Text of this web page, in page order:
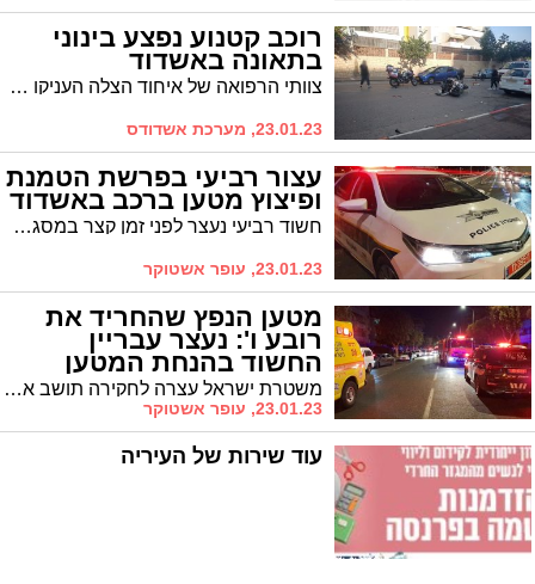
רוכב קטנוע נפצע בינוני
בתאונה באשדוד
צוותי הרפואה של איחוד הצלה העניקו סיוע ראשוני לרוכב קטנוע שנפצע בינוני בתאונה עם מעורבות רכב פרטי ברחוב העצמאות באשדוד.
23.01.23, מערכת אשדודס
עצור רביעי בפרשת הטמנת
ופיצוץ מטען ברכב באשדוד
חשוד רביעי נעצר לפני זמן קצר במסגרת חקירת המשטרה שעניינה הטמנה והפעלה של מטען חבלה ברכבו של תושב אשדוד בחודש נובמבר האחרון
23.01.23, עופר אשטוקר
מטען הנפץ שהחריד את
רובע ו': נעצר עבריין
החשוד בהנחת המטען
משטרת ישראל עצרה לחקירה תושב אשדוד שלפי החשד משתייך לארגון פשיעה, בחשד למעורבותו בהנחת מטען החבלה בבניין ברובע ו' על רקע סכסוך פלילי. על פי המידע, מדובר בבכיר מאוד בארגון פשיעה שפועל בדרום
23.01.23, עופר אשטוקר
עוד שירות של העיריה